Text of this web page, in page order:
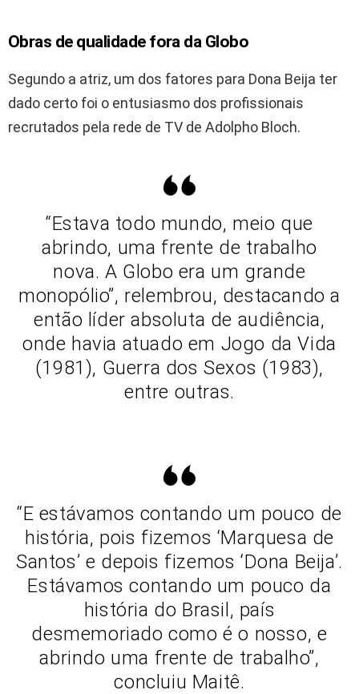
Obras de qualidade fora da Globo
Segundo a atriz, um dos fatores para Dona Beija ter
dado certo foi o entusiasmo dos profissionais
recrutados pela rede de TV de Adolpho Bloch.
“Estava todo mundo, meio que
abrindo, uma frente de trabalho
nova. A Globo era um grande
monopólio”, relembrou, destacando a
então líder absoluta de audiência,
onde havia atuado em Jogo da Vida
(1981), Guerra dos Sexos (1983),
entre outras.
“E estávamos contando um pouco de
história, pois fizemos ‘Marquesa de
Santos’ e depois fizemos ‘Dona Beija’.
Estávamos contando um pouco da
história do Brasil, país
desmemoriado como é o nosso, e
abrindo uma frente de trabalho”,
concluiu Maitê.